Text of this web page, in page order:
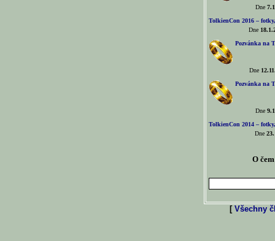
Dne
TolkienCon 2016 –
Dne
Pozvánka na
Dne
Pozvánka na
Dne
TolkienCon 2014 –
Dne
O
[ Všechny